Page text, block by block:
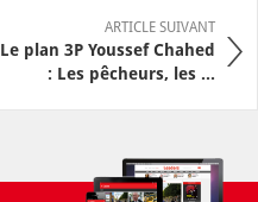
ARTICLE SUIVANT
Le plan 3P Youssef Chahed
: Les pêcheurs, les ...